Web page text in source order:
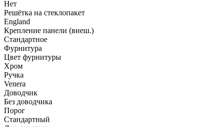
Нет
Решётка на стеклопакет
England
Крепление панели (внеш.)
Стандартное
Фурнитура
Цвет фурнитуры
Хром
Ручка
Venera
Доводчик
Без доводчика
Порог
Стандартный